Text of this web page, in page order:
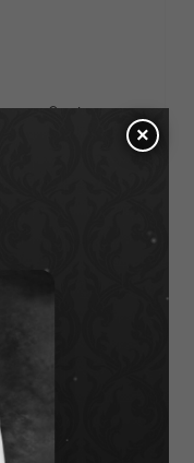
กรรมศิลปะ
2021
รรค์ เซ็กซี่ไม่แผ่ว!!
ที่ต้องสู้จนมีวัน
×